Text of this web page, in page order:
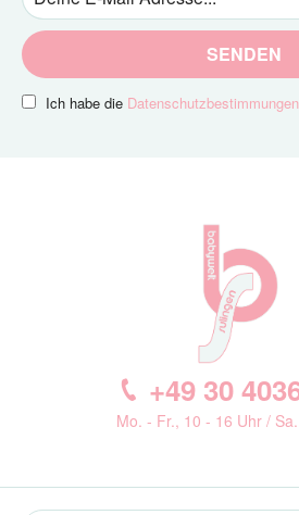
SENDEN
Ich habe die Datenschutzbestimmungen
+49 30
Mo. - Fr., 10 - 16 Uhr /